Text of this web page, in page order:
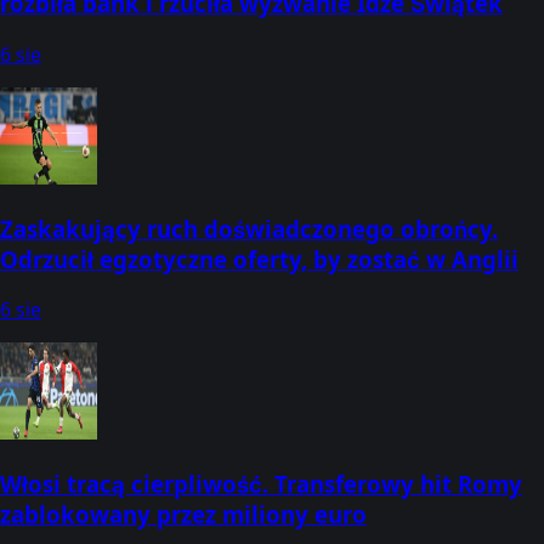
6 sie
Zaskakujący ruch doświadczonego obrońcy.
Odrzucił egzotyczne oferty, by zostać w Anglii
6 sie
Włosi tracą cierpliwość. Transferowy hit Romy
zablokowany przez miliony euro